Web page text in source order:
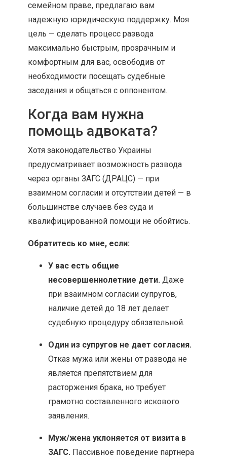
семейном праве, предлагаю вам
надежную юридическую поддержку. Моя
цель — сделать процесс развода
максимально быстрым, прозрачным и
комфортным для вас, освободив от
необходимости посещать судебные
заседания и общаться с оппонентом.
Когда вам нужна
помощь адвоката?
Хотя законодательство Украины
предусматривает возможность развода
через органы ЗАГС (ДРАЦС) — при
взаимном согласии и отсутствии детей — в
большинстве случаев без суда и
квалифицированной помощи не обойтись.
Обратитесь ко мне, если:
У вас есть общие
несовершеннолетние дети. Даже
при взаимном согласии супругов,
наличие детей до 18 лет делает
судебную процедуру обязательной.
Один из супругов не дает согласия.
Отказ мужа или жены от развода не
является препятствием для
расторжения брака, но требует
грамотно составленного искового
заявления.
Муж/жена уклоняется от визита в
ЗАГС. Пассивное поведение партнера